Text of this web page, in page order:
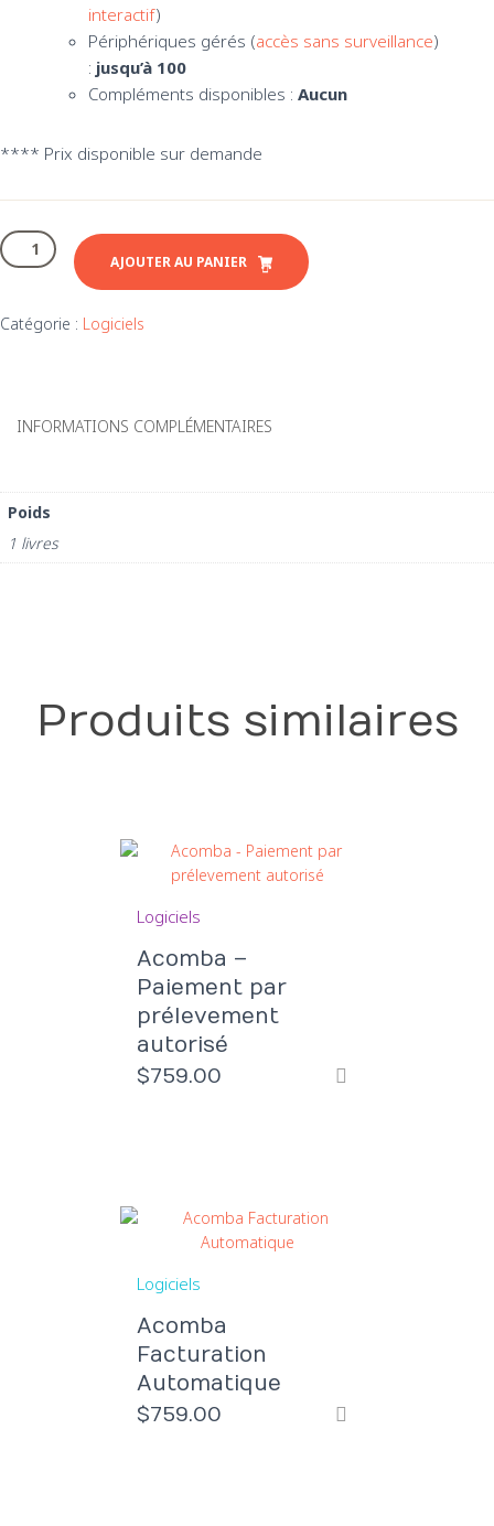
interactif)
Périphériques gérés (accès sans surveillance)
: jusqu’à 100
Compléments disponibles : Aucun
**** Prix disponible sur demande
quantité
de
(licence
AJOUTER AU PANIER
Catégorie : Logiciels
INFORMATIONS COMPLÉMENTAIRES
Poids
1 livres
Produits similaires
Logiciels
Acomba –
Paiement par
prélevement
autorisé
$759.00
Logiciels
Acomba
Facturation
Automatique
$759.00